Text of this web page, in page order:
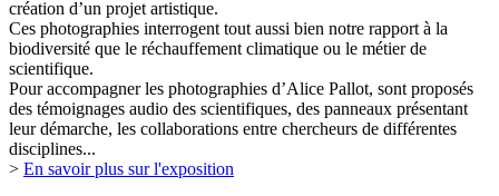
création d’un projet artistique.
Ces photographies interrogent tout aussi bien notre rapport à la
biodiversité que le réchauffement climatique ou le métier de
scientifique.
Pour accompagner les photographies d’Alice Pallot, sont proposés
des témoignages audio des scientifiques, des panneaux présentant
leur démarche, les collaborations entre chercheurs de différentes
disciplines...
> En savoir plus sur l'exposition